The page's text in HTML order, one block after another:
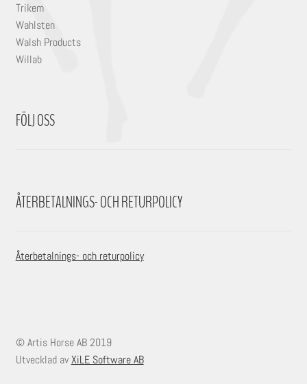
Trikem
Wahlsten
Walsh Products
Willab
FÖLJ OSS
ÅTERBETALNINGS- OCH RETURPOLICY
Återbetalnings- och returpolicy
© Artis Horse AB 2019
Utvecklad avXiLE Software AB